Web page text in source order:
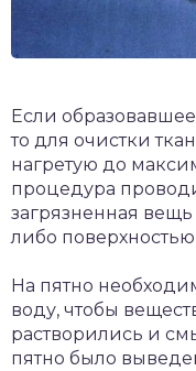
Если
то для очистки
нагретую до
процедура
загрязненная вещь
либо
На пятно
воду, чтобы
растворились и
пятно было